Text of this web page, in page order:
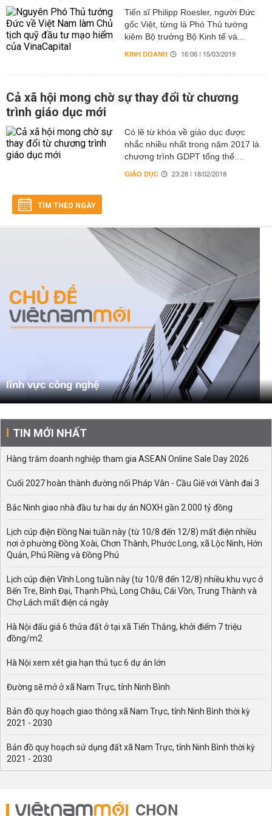
Tiến sĩ Philipp Roesler, người Đức
gốc Việt, từng là Phó Thủ tướng
kiêm Bộ trưởng Bộ Kinh tế và...
KINH DOANH 16:06 | 15/03/2019
Cả xã hội mong chờ sự thay đổi từ chương
trình giáo dục mới
Có lẽ từ khóa về giáo dục được
nhắc nhiều nhất trong năm 2017 là
chương trình GDPT tổng thể....
GIÁO DỤC 23:28 | 18/02/2018
TÌM THEO NGÀY
lĩnh vực công nghệ
TIN MỚI NHẤT
Hàng trăm doanh nghiệp tham gia ASEAN Online Sale Day 2026
Cuối 2027 hoàn thành đường nối Pháp Vân - Cầu Giẽ với Vành đai 3
Bắc Ninh giao nhà đầu tư hai dự án NOXH gần 2.000 tỷ đồng
Lịch cúp điện Đồng Nai tuần này (từ 10/8 đến 12/8) mất điện nhiều
nơi ở phường Đồng Xoài, Chơn Thành, Phước Long, xã Lộc Ninh, Hớn
Quản, Phú Riềng và Đồng Phú
Lịch cúp điện Vĩnh Long tuần này (từ 10/8 đến 12/8) nhiều khu vực ở
Bến Tre, Bình Đại, Thạnh Phú, Long Châu, Cái Vồn, Trung Thành và
Chợ Lách mất điện cả ngày
Hà Nội đấu giá 6 thửa đất ở tại xã Tiến Thắng, khởi điểm 7 triệu
đồng/m2
Hà Nội xem xét gia hạn thủ tục 6 dự án lớn
Đường sẽ mở ở xã Nam Trực, tỉnh Ninh Bình
Bản đồ quy hoạch giao thông xã Nam Trực, tỉnh Ninh Bình thời kỳ
2021 - 2030
Bản đồ quy hoạch sử dụng đất xã Nam Trực, tỉnh Ninh Bình thời kỳ
2021 - 2030